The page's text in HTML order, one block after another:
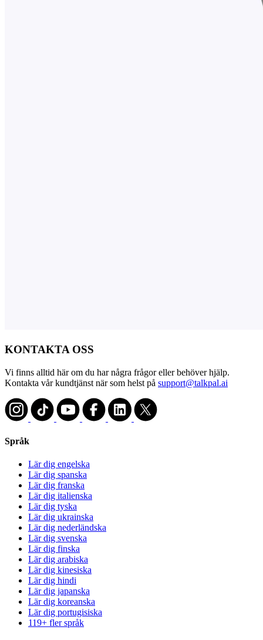
KONTAKTA OSS
Vi finns alltid här om du har några frågor eller behöver hjälp.
Kontakta vår kundtjänst när som helst på support@talkpal.ai
Språk
Lär dig engelska
Lär dig spanska
Lär dig franska
Lär dig italienska
Lär dig tyska
Lär dig ukrainska
Lär dig nederländska
Lär dig svenska
Lär dig finska
Lär dig arabiska
Lär dig kinesiska
Lär dig hindi
Lär dig japanska
Lär dig koreanska
Lär dig portugisiska
119+ fler språk